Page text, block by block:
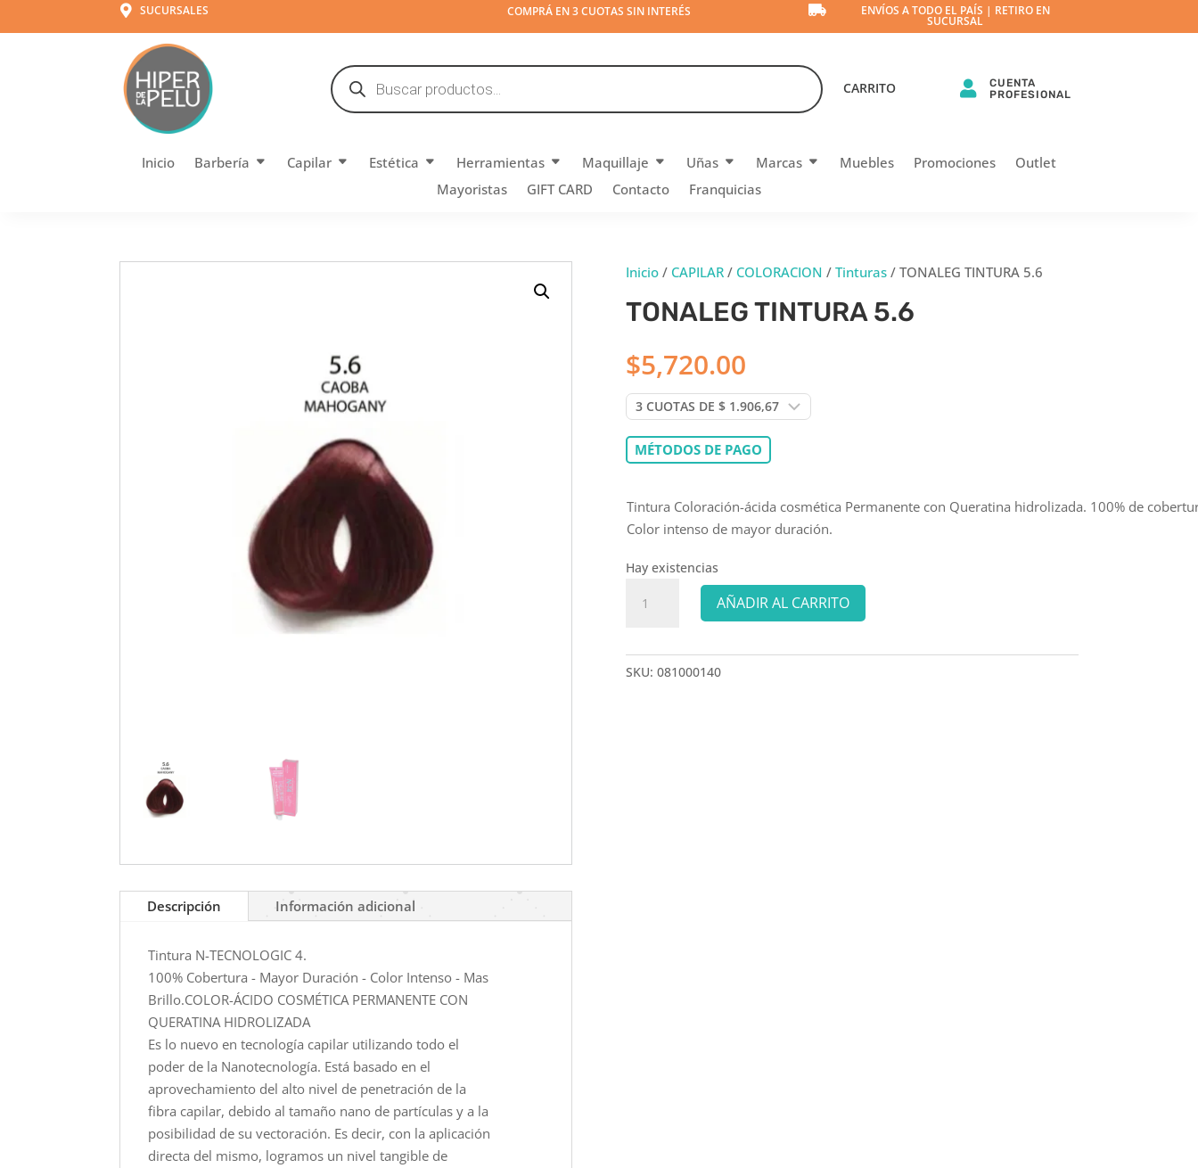
 SUCURSALES COMPRÁ EN 3 CUOTAS SIN INTERÉS  ENVÍOS A TODO EL PAÍS | RETIRO EN
SUCURSAL
Búsqueda
de
productos 
CUENTA
PROFESIONAL
CARRITO
Inicio Barbería Capilar Estética Herramientas Maquillaje Uñas Marcas Muebles Promociones
Outlet
Mayoristas
GIFT CARD Contacto Franquicias
Descripción Información adicional
Tintura N-TECNOLOGIC 4.
100% Cobertura - Mayor Duración - Color Intenso - Mas
Brillo.COLOR-ÁCIDO COSMÉTICA PERMANENTE CON
QUERATINA HIDROLIZADA
Es lo nuevo en tecnología capilar utilizando todo el
poder de la Nanotecnología. Está basado en el
aprovechamiento del alto nivel de penetración de la
fibra capilar, debido al tamaño nano de partículas y a la
posibilidad de su vectoración. Es decir, con la aplicación
directa del mismo, logramos un nivel tangible de
Inicio/ CAPILAR/ COLORACION / Tinturas/ TONALEG TINTURA 5.6
TONALEG TINTURA 5.6
$5,720.00
MÉTODOS DE PAGO
Tintura Coloración-ácida cosmética Permanente con Queratina hidrolizada. 100% de
Color intenso de mayor duración.
Hay existencias
TINTURA
cantidad
AÑADIR AL CARRITO
SKU: 081000140